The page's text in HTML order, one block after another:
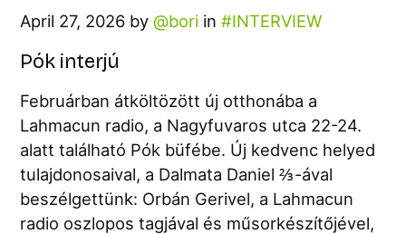
April 27, 2026 by bori in INTERVIEW
Pók interjú
Februárban átköltözött új otthonába a
Lahmacun radio, a Nagyfuvaros utca 22-24.
alatt található Pók büfébe. Új kedvenc helyed
tulajdonosaival, a Dalmata Daniel ⅔-ával
beszélgettünk: Orbán Gerivel, a Lahmacun
radio oszlopos tagjával és műsorkészítőjével,